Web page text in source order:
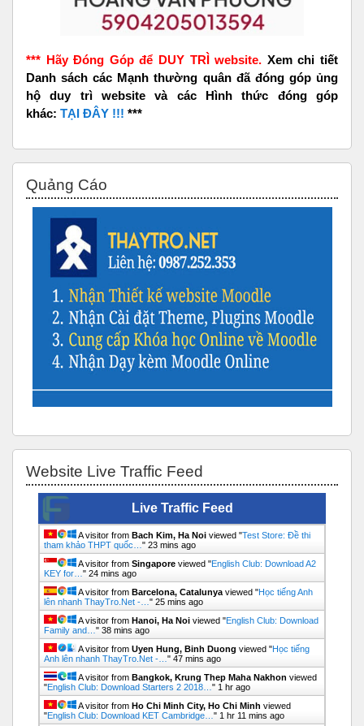
*** Hãy Đóng Góp để DUY TRÌ website. Xem chi tiết
Danh sách các Mạnh thường quân đã đóng góp ủng
hộ duy trì website và các Hình thức đóng góp
khác: TẠI ĐÂY !!! ***
Quảng Cáo
Website Live Traffic Feed
Live Traffic Feed
A visitor from Bach Kim, Ha Noi viewed "Test Store: Đề thi
tham khảo THPT quốc… " 23 mins ago
A visitor from Singapore viewed "English Club: Download A2
KEY for… " 25 mins ago
A visitor from Barcelona, Catalunya viewed "Học tiếng Anh
lên nhanh ThayTro.Net -… " 25 mins ago
A visitor from Hanoi, Ha Noi viewed "English Club: Download
Family and… " 38 mins ago
A visitor from Uyen Hung, Binh Duong viewed "Học tiếng
Anh lên nhanh ThayTro.Net -… " 47 mins ago
A visitor from Bangkok, Krung Thep Maha Nakhon viewed
"English Club: Download Starters 2 2018… " 1 hr ago
A visitor from Ho Chi Minh City, Ho Chi Minh viewed
"English Club: Download KET Cambridge… " 1 hr 11 mins ago